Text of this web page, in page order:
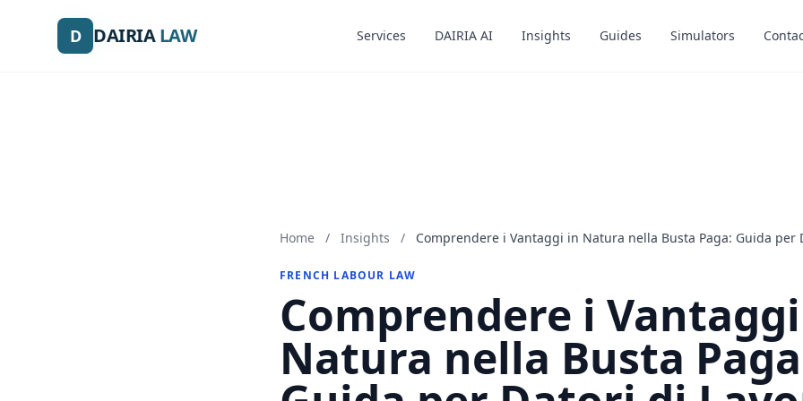
D DAIRIALAW Services DAIRIA AI Insights Guides Simulators
D DAIRIALAW Services DAIRIA AI Insights Guides Simulators
Home / Insights / Comprendere i Vantaggi in Natura nella Busta Paga: Guida per
FRENCH LABOUR LAW
Comprendere i
Natura nella Busta